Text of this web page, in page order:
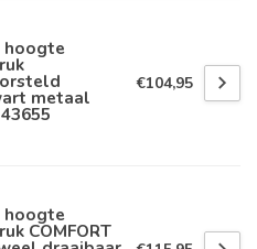
hoogte
metaal
€104,95
hoogte
COMFORT